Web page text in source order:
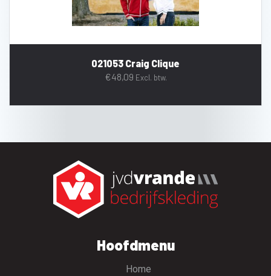
021053 Craig Clique
€48,09 Excl. btw.
Hoofdmenu
Home